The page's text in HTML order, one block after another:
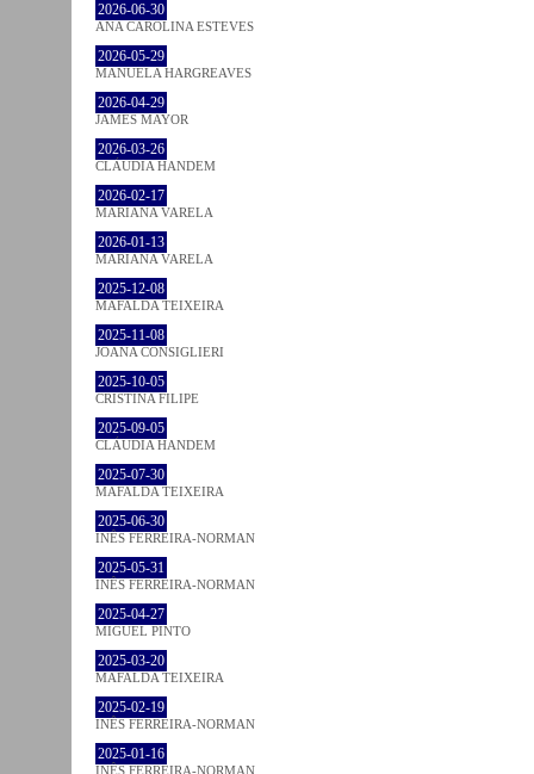
2026-06-30
ANA CAROLINA ESTEVES
2026-05-29
MANUELA HARGREAVES
2026-04-29
JAMES MAYOR
2026-03-26
CLÁUDIA HANDEM
2026-02-17
MARIANA VARELA
2026-01-13
MARIANA VARELA
2025-12-08
MAFALDA TEIXEIRA
2025-11-08
JOANA CONSIGLIERI
2025-10-05
CRISTINA FILIPE
2025-09-05
CLÁUDIA HANDEM
2025-07-30
MAFALDA TEIXEIRA
2025-06-30
INÊS FERREIRA-NORMAN
2025-05-31
INÊS FERREIRA-NORMAN
2025-04-27
MIGUEL PINTO
2025-03-20
MAFALDA TEIXEIRA
2025-02-19
INÊS FERREIRA-NORMAN
2025-01-16
INÊS FERREIRA-NORMAN